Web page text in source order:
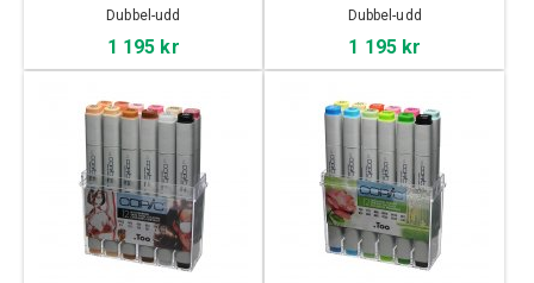
Dubbel-udd
1 195 kr
Dubbel-udd
1 195 kr